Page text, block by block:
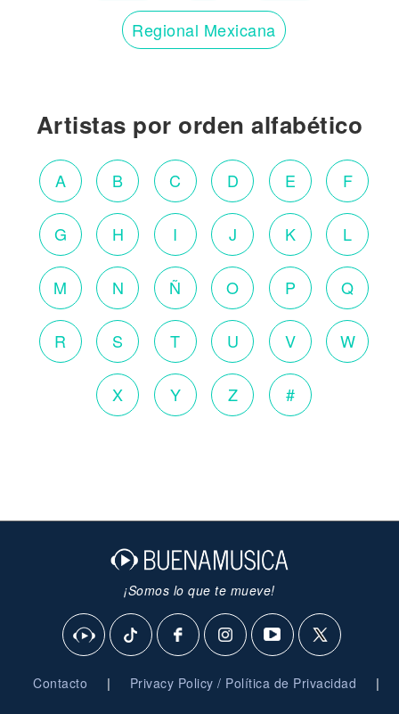
Regional Mexicana
Artistas por orden alfabético
A B C D E F
G H I J K L
M N Ñ O P Q
R S T U V W
X Y Z #
¡Somos lo que te mueve!
Contacto | Privacy Policy / Política de Privacidad |